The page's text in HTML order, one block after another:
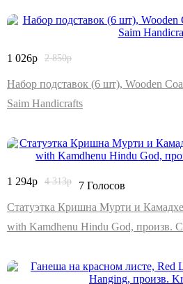
1 026р 2 850р
Набор подставок (6 шт), Wooden
Saim Handicrafts
1 294р 4 313р
7 Голосов
Статуэтка Кришна Мурти и
with Kamdhenu Hindu God, произв.